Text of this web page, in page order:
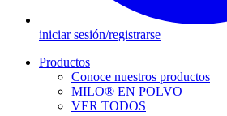
iniciar sesión/registrarse
navigation
Productos
Conoce nuestros productos
MILO® EN POLVO
VER TODOS